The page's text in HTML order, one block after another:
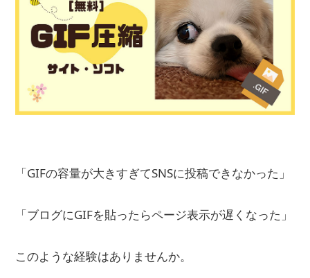
「GIFの容量が大きすぎてSNSに投稿できなかった」
「ブログにGIFを貼ったらページ表示が遅くなった」
このような経験はありませんか。